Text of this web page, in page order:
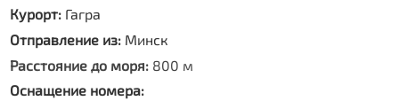
Курорт: Гагра
Отправление из: Минск
Расстояние до моря: 800 м
Оснащение номера: